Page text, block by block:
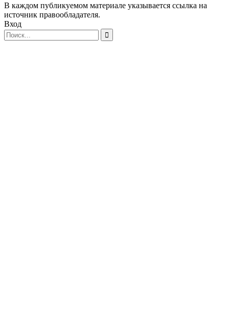
В каждом публикуемом материале указывается ссылка на
источник правообладателя.
Вход